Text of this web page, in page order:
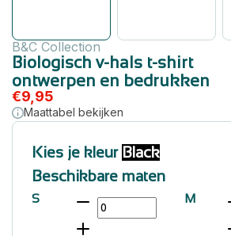
B&C Collection
Biologisch v-hals t-shirt
ontwerpen en bedrukken
€9,95
Maattabel bekijken
Kies je kleur Black
Beschikbare maten
S M